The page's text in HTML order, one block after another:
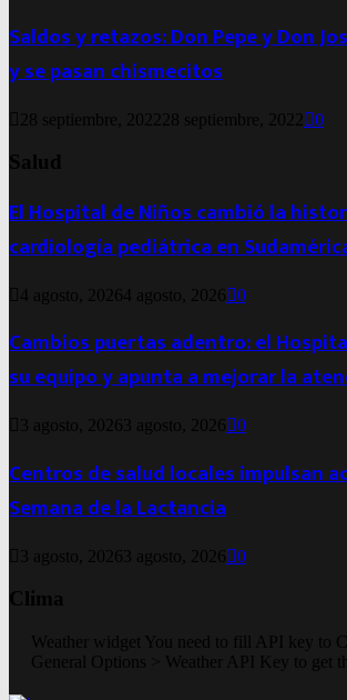
Saldos y retazos: Don Pepe y Don
y se pasan chismecitos
28 septiembre, 2022 28 septiembre, 2022 0
Salud
El Hospital de Niños cambió la
cardiología pediátrica en
4 agosto, 20264 agosto, 2026 0
Cambios puertas adentro: el
su equipo y apunta a mejorar la
3 agosto, 2026 3 agosto, 2026 0
Centros de salud locales impulsan
Semana de la Lactancia
3 agosto, 2026 3 agosto, 2026 0
Clima
Weather widget You need to fill API key to
General Options > Weather API Key to get